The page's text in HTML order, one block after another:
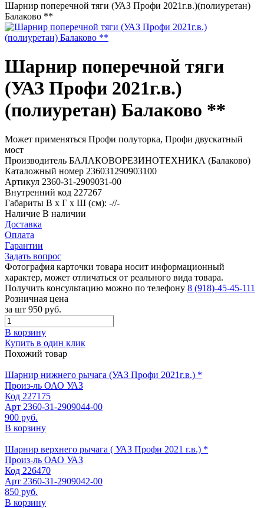
Шарнир поперечной тяги (УАЗ Профи 2021г.в.)(полиуретан)
Балаково **
Шарнир поперечной тяги
(УАЗ Профи 2021г.в.)
(полиуретан) Балаково **
Может применяться Профи полуторка, Профи двускатный
мост
Производитель БАЛАКОВОРЕЗИНОТЕХНИКА (Балаково)
Каталожный номер 236031290903100
Артикул 2360-31-2909031-00
Внутренний код 227267
Габариты В х Г х Ш (см): -//-
Наличие В наличии
Доставка
Оплата
Гарантии
Задать вопрос
Фотография карточки товара носит информационный
характер, может отличаться от реального вида товара.
Получить консультацию можно по телефону 8 (918)-45-45-111
Розничная цена
за шт 950 руб.
В корзину
Купить в один клик
Похожий товар
Шарнир нижнего рычага (УАЗ Профи 2021г.в.) *
Произ-ль ОАО УАЗ
Код 227175
Арт 2360-31-2909044-00
900 руб.
В корзину
Шарнир верхнего рычага ( УАЗ Профи 2021 г.в.) *
Произ-ль ОАО УАЗ
Код 226470
Арт 2360-31-2909042-00
850 руб.
В корзину